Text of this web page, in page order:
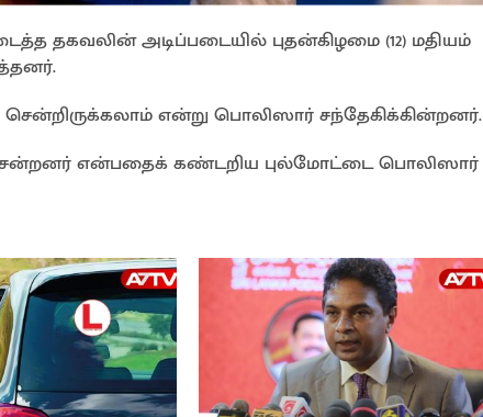
தகவலின் அடிப்படையில் புதன்கிழமை (12) மதியம்
என்று பொலிஸார் சந்தேகிக்கின்றனர்.
சென்றனர் என்பதைக் கண்டறிய புல்மோட்டை பொலிஸார்